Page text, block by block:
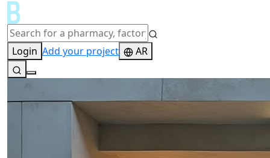
Login Add your project AR